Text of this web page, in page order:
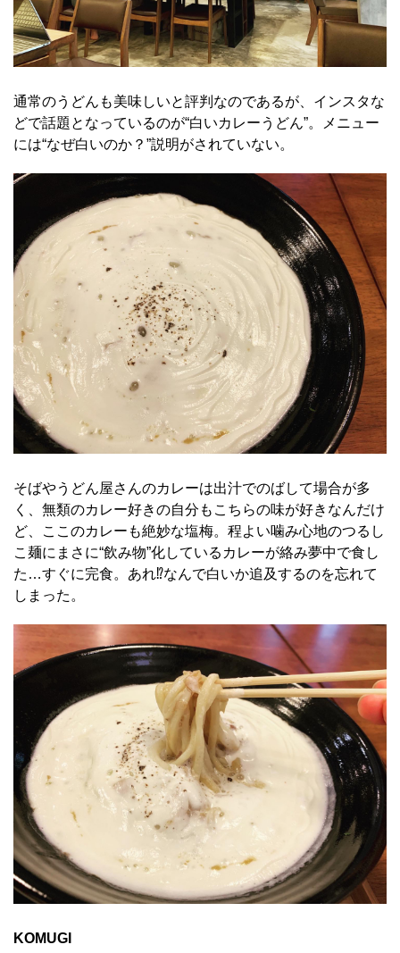
通常のうどんも美味しいと評判なのであるが、インスタな
どで話題となっているのが“白いカレーうどん”。メニュー
には“なぜ白いのか？”説明がされていない。
そばやうどん屋さんのカレーは出汁でのばして場合が多
く、無類のカレー好きの自分もこちらの味が好きなんだけ
ど、ここのカレーも絶妙な塩梅。程よい噛み心地のつるし
こ麺にまさに“飲み物”化しているカレーが絡み夢中で食し
た…すぐに完食。あれ⁉なんで白いか追及するのを忘れて
しまった。
KOMUGI